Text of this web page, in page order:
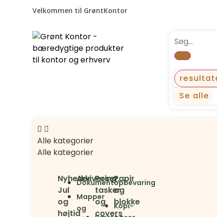
Velkommen til GrøntKontor
Se alle
Alle kategorier
Alle kategorier
Nyheder
Jul
og
højtid
Arkivering
Dokumentopbevaring
Mapper
og
Poser,
tasker
og
covers
Papir
og
blokke
Kopi-